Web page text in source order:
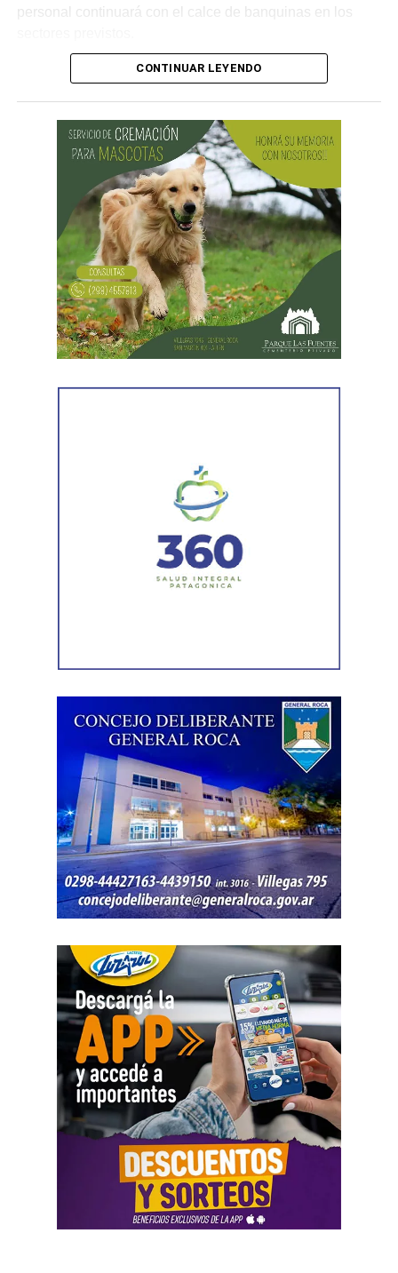
personal continuará con el calce de banquinas en los
Desde Vialidad Nacional informaron que,durante las
próximas semanas, el operativo de bacheo será
reforzado con dos nuevas cuadrillas de trabajo y dos
camiones bacheadores, lo que permitirá incrementar
el ritmo de ejecución y optimizar las tareas de
mantenimiento en distintos puntos del Alto Valle.
Por otra parte, el organismo avanza con el relevamiento
sectores más deteriorados y mejorar las condiciones de
CONTINUAR LEYENDO